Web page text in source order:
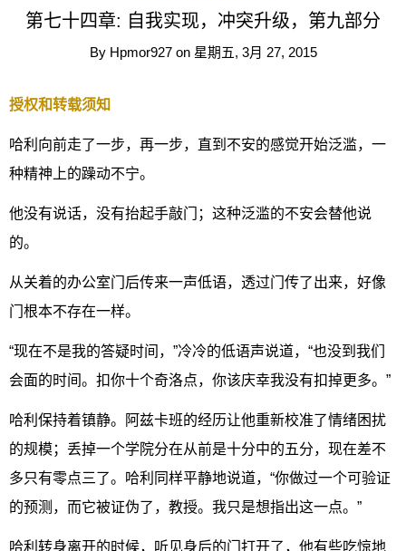
第七十四章: 自我实现，冲突升级，第九部分
By Hpmor927 on 星期五, 3月 27, 2015
授权和转载须知
哈利向前走了一步，再一步，直到不安的感觉开始泛滥，一
种精神上的躁动不宁。
他没有说话，没有抬起手敲门；这种泛滥的不安会替他说
的。
从关着的办公室门后传来一声低语，透过门传了出来，好像
门根本不存在一样。
“现在不是我的答疑时间，”冷冷的低语声说道，“也没到我们
会面的时间。扣你十个奇洛点，你该庆幸我没有扣掉更多。”
哈利保持着镇静。阿兹卡班的经历让他重新校准了情绪困扰
的规模；丢掉一个学院分在从前是十分中的五分，现在差不
多只有零点三了。哈利同样平静地说道，“你做过一个可验证
的预测，而它被证伪了，教授。我只是想指出这一点。”
哈利转身离开的时候，听见身后的门打开了，他有些吃惊地